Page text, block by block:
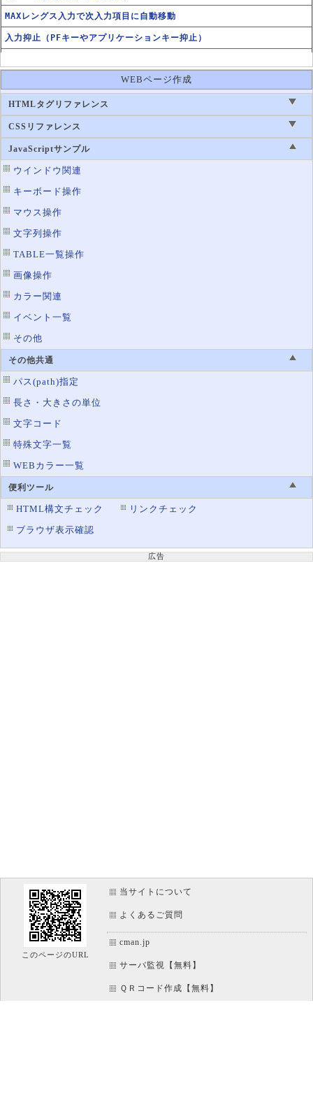
MAXレングス入力で次入力項目に自動移動
入力抑止（PFキーやアプリケーションキー抑止）
WEBページ作成
HTMLタグリファレンス
CSSリファレンス
JavaScriptサンプル
ウインドウ関連
キーボード操作
マウス操作
文字列操作
TABLE一覧操作
画像操作
カラー関連
イベント一覧
その他
その他共通
パス(path)指定
長さ・大きさの単位
文字コード
特殊文字一覧
WEBカラー一覧
便利ツール
HTML構文チェック
リンクチェック
ブラウザ表示確認
広告
このページのURL
当サイトについて
よくあるご質問
cman.jp
サーバ監視【無料】
ＱＲコード作成【無料】